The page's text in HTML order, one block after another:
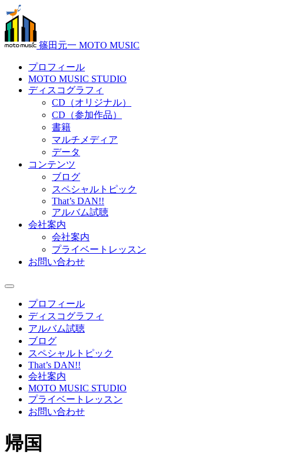
篠田元一 MOTO MUSIC
プロフィール
MOTO MUSIC STUDIO
ディスコグラフィ
CD（オリジナル）
CD（参加作品）
書籍
マルチメディア
データ
コンテンツ
ブログ
スペシャルトピック
That’s DAN!!
アルバム試聴
会社案内
会社案内
プライベートレッスン
お問い合わせ
プロフィール
ディスコグラフィ
アルバム試聴
ブログ
スペシャルトピック
That’s DAN!!
会社案内
MOTO MUSIC STUDIO
プライベートレッスン
お問い合わせ
帰国